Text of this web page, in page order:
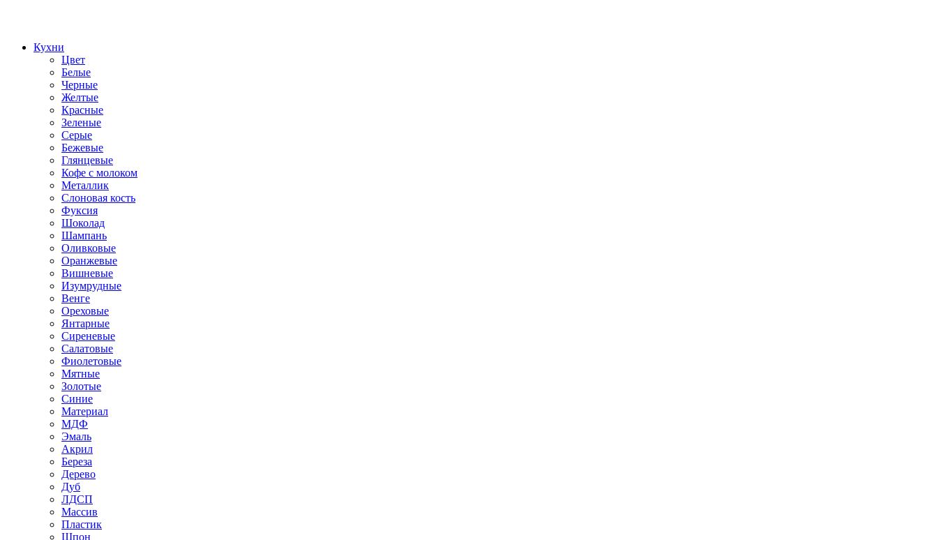
Кухни
Цвет
Белые
Черные
Желтые
Красные
Зеленые
Серые
Бежевые
Глянцевые
Кофе с молоком
Металлик
Слоновая кость
Фуксия
Шоколад
Шампань
Оливковые
Оранжевые
Вишневые
Изумрудные
Венге
Ореховые
Янтарные
Сиреневые
Салатовые
Фиолетовые
Мятные
Золотые
Синие
Материал
МДФ
Эмаль
Акрил
Береза
Дерево
Дуб
ЛДСП
Массив
Пластик
Шпон